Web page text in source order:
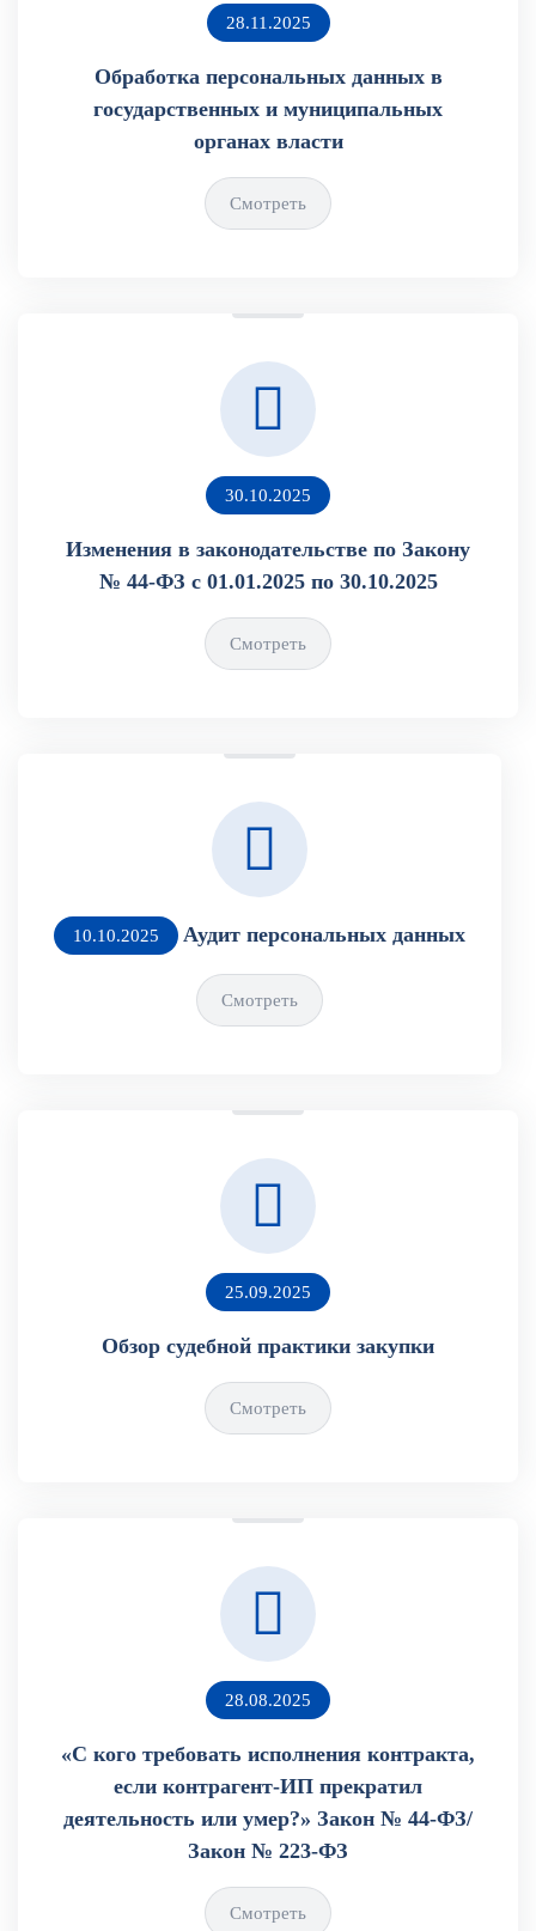
28.11.2025
Обработка персональных данных в
государственных и муниципальных
органах власти
Смотреть
30.10.2025
Изменения в законодательстве по Закону
№ 44-ФЗ с 01.01.2025 по 30.10.2025
Смотреть
10.10.2025 Аудит персональных данных
Смотреть
25.09.2025
Обзор судебной практики закупки
Смотреть
28.08.2025
«С кого требовать исполнения контракта,
если контрагент-ИП прекратил
деятельность или умер?» Закон № 44-ФЗ/
Закон № 223-ФЗ
Смотреть